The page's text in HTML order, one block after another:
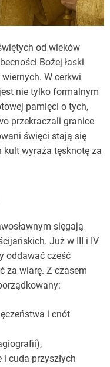
od wieków
Bożej łaski
W cerkwi
nie tylko formalnym
pamięci o tych,
przekraczali granice
święci stają się
kult wyraża tęsknotę za
sięgają
Już w III i IV
oddawać cześć
za wiarę. Z czasem
i cnót
cuda przyszłych